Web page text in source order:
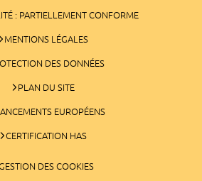
: PARTIELLEMENT CONFORME
MENTIONS LÉGALES
DES DONNÉES
PLAN DU SITE
EUROPÉENS
CERTIFICATION HAS
DES COOKIES